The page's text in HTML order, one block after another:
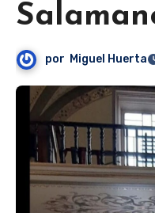
por Miguel Huerta